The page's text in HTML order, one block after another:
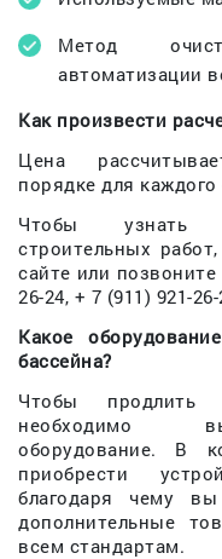
Метод
автоматизации
Как произвести
Цена
порядке для каждого
Чтобы узнать
строительных
сайте или
26-24, + 7 (911) 921-
Какое
бассейна?
Чтобы продлить
необходимо
оборудование. В
приобрести
благодаря чему
дополнительные
всем стандартам.